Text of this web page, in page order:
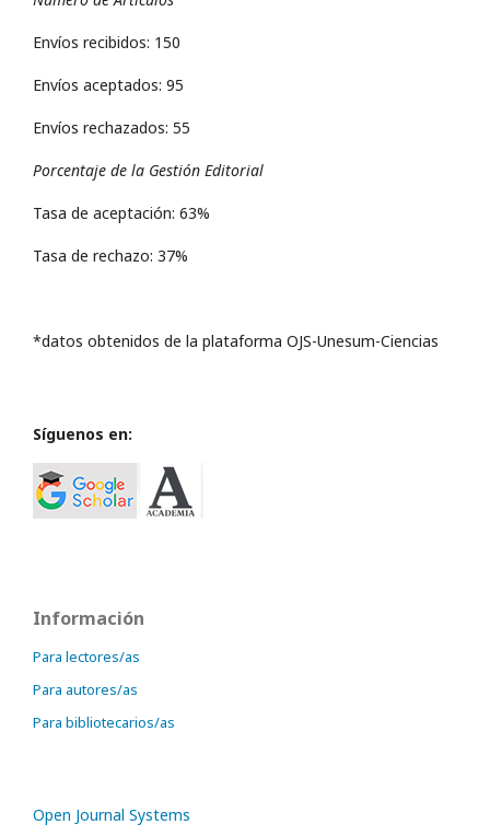
Envíos recibidos: 150
Envíos aceptados: 95
Envíos rechazados: 55
Porcentaje de la Gestión Editorial
Tasa de aceptación: 63%
Tasa de rechazo: 37%
*datos obtenidos de la plataforma OJS-Unesum-Ciencias
Síguenos en:
Información
Para lectores/as
Para autores/as
Para bibliotecarios/as
Open Journal Systems